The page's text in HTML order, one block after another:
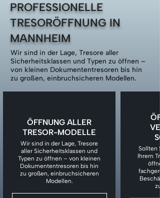
PROFESSIONELLE
TRESORÖFFNUNG IN
MANNHEIM
Wir sind in der Lage, Tresore aller
Sicherheitsklassen und Typen zu öffnen –
von kleinen Dokumententresoren bis hin
zu großen, einbruchsicheren Modellen.
ÖFFNUNG ALLER
TRESOR-MODELLE
Wir sind in der Lage, Tresore
aller Sicherheitsklassen und
Typen zu öffnen – von kleinen
Dokumententresoren bis hin
zu großen, einbruchsicheren
Modellen.
Sollten
Ihrem